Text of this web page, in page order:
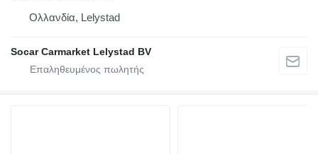
Ολλανδία, Lelystad
Socar Carmarket Lelystad BV